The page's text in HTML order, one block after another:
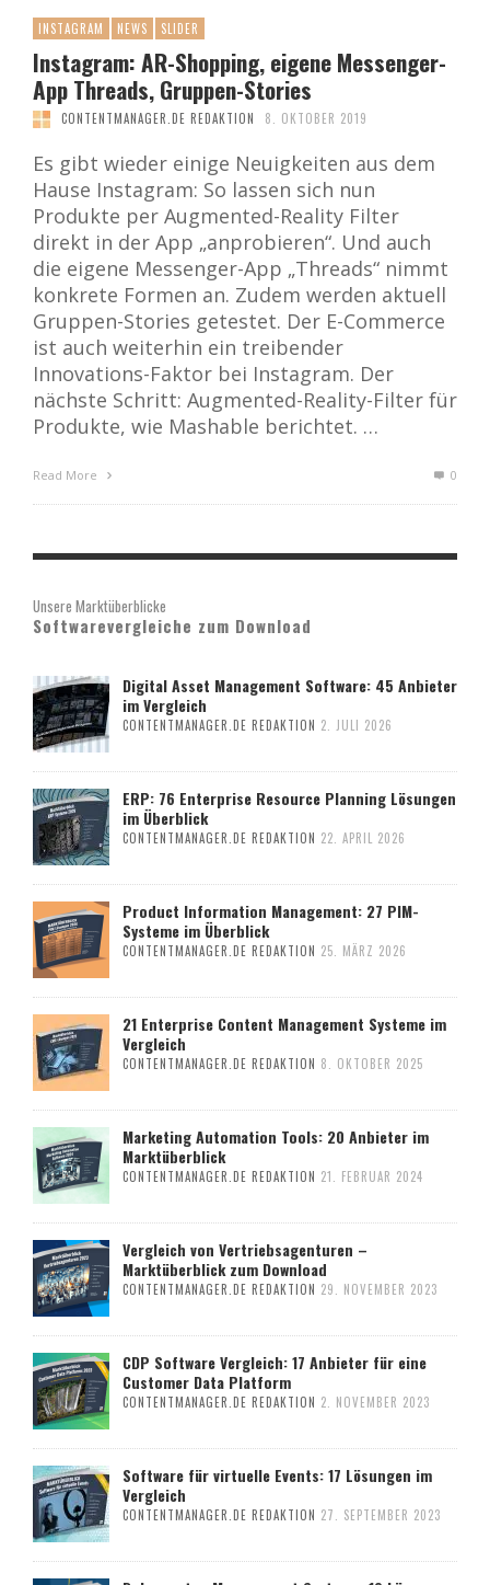
INSTAGRAM NEWS SLIDER
Instagram: AR-Shopping, eigene Messenger-
App Threads, Gruppen-Stories
CONTENTMANAGER.DE REDAKTION 8. OKTOBER 2019
Es gibt wieder einige Neuigkeiten aus dem
Hause Instagram: So lassen sich nun
Produkte per Augmented-Reality Filter
direkt in der App „anprobieren“. Und auch
die eigene Messenger-App „Threads“ nimmt
konkrete Formen an. Zudem werden aktuell
Gruppen-Stories getestet. Der E-Commerce
ist auch weiterhin ein treibender
Innovations-Faktor bei Instagram. Der
nächste Schritt: Augmented-Reality-Filter für
Produkte, wie Mashable berichtet. …
Read More 0
Unsere Marktüberblicke
Softwarevergleiche zum Download
Digital Asset Management Software: 45 Anbieter
im Vergleich
CONTENTMANAGER.DE REDAKTION 2. JULI 2026
ERP: 76 Enterprise Resource Planning Lösungen
im Überblick
CONTENTMANAGER.DE REDAKTION 22. APRIL 2026
Product Information Management: 27 PIM-
Systeme im Überblick
CONTENTMANAGER.DE REDAKTION 25. MÄRZ 2026
21 Enterprise Content Management Systeme im
Vergleich
CONTENTMANAGER.DE REDAKTION 8. OKTOBER 2025
Marketing Automation Tools: 20 Anbieter im
Marktüberblick
CONTENTMANAGER.DE REDAKTION 21. FEBRUAR 2024
Vergleich von Vertriebsagenturen –
Marktüberblick zum Download
CONTENTMANAGER.DE REDAKTION 29. NOVEMBER 2023
CDP Software Vergleich: 17 Anbieter für eine
Customer Data Platform
CONTENTMANAGER.DE REDAKTION 2. NOVEMBER 2023
Software für virtuelle Events: 17 Lösungen im
Vergleich
CONTENTMANAGER.DE REDAKTION 27. SEPTEMBER 2023